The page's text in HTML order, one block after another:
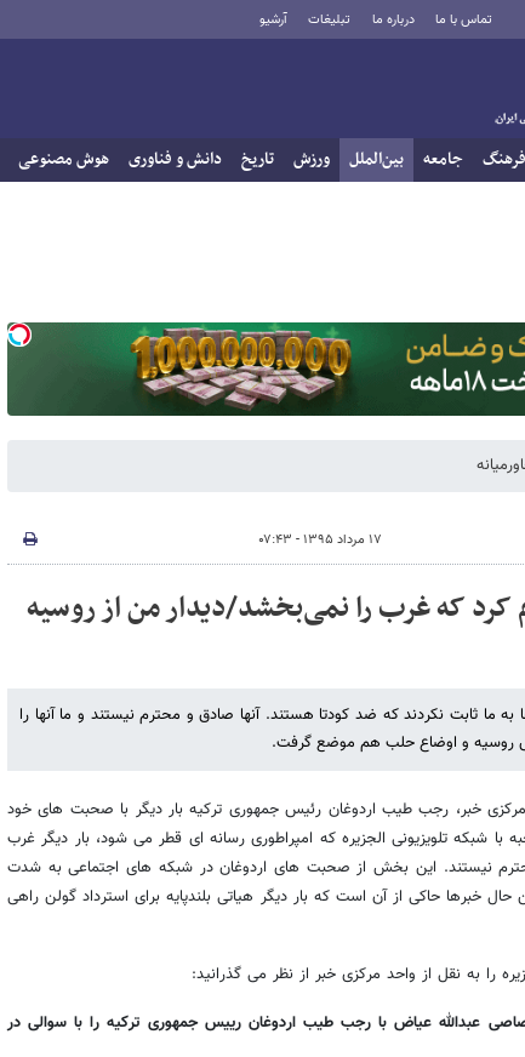
تماس با ما درباره ما تبلیغات آرشیو
فرهنگ جامعه بین‌الملل ورزش تاریخ دانش و فناوری هوش مصنوعی
۱۷ مرداد ۱۳۹۵ - ۰۷:۴۳
کرد که غرب را نمی‌بخشد/دیدار من از روسیه
ما ثابت نکردند که ضد کودتا هستند. آنها صادق و محترم نیستند و ما آنها را
و اوضاع حلب هم موضع گرفت.
مرکزی خبر، رجب طیب اردوغان رئیس جمهوری ترکیه بار دیگر با صحبت های خود
شبکه تلویزیونی الجزیره که امپراطوری رسانه ای قطر می شود، بار دیگر غرب
نیستند. این بخش از صحبت های اردوغان در شبکه های اجتماعی به شدت
خبرها حاکی از آن است که بار دیگر هیاتی بلندپایه برای استرداد گولن راهی
را به نقل از واحد مرکزی خبر از نظر می گذرانید:
عبدالله عیاض با رجب طیب اردوغان رییس جمهوری ترکیه را با سوالی در